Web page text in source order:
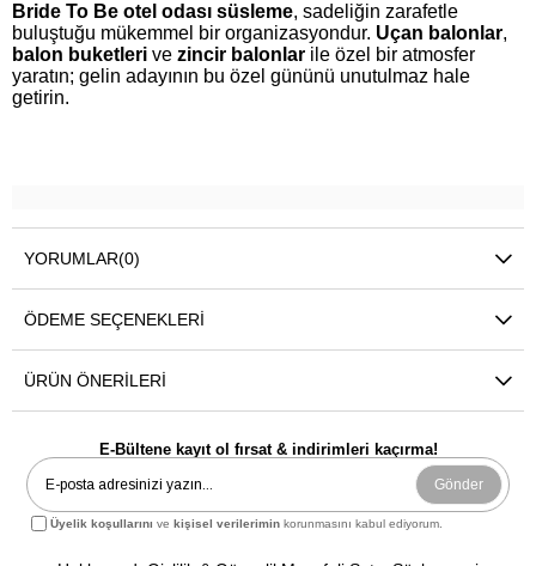
Bride To Be otel odası süsleme, sadeliğin zarafetle
buluştuğu mükemmel bir organizasyondur. Uçan balonlar,
balon buketleri ve zincir balonlar ile özel bir atmosfer
yaratın; gelin adayının bu özel gününü unutulmaz hale
getirin.
YORUMLAR(0)
ÖDEME SEÇENEKLERI
ÜRÜN ÖNERILERI
E-Bültene kayıt ol fırsat & indirimleri kaçırma!
Gönder
Üyelik koşullarını vekişisel verilerimin korunmasını kabul ediyorum.